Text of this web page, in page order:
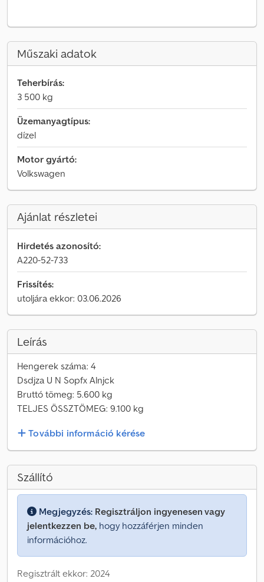
Műszaki adatok
Teherbírás:
3 500 kg
Üzemanyagtípus:
dízel
Motor gyártó:
Volkswagen
Ajánlat részletei
Hirdetés azonosító:
A220-52-733
Frissítés:
utoljára ekkor: 03.06.2026
Leírás
Hengerek száma: 4
Dsdjza U N Sopfx Alnjck
Bruttó tömeg: 5.600 kg
TELJES ÖSSZTÖMEG: 9.100 kg
További információ kérése
Szállító
Megjegyzés: Regisztráljon ingyenesen vagy
jelentkezzen be, hogy hozzáférjen minden
információhoz.
Regisztrált ekkor: 2024